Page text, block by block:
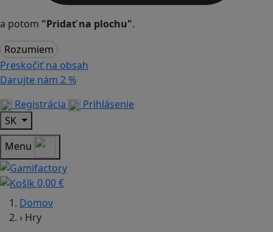
a potom "Pridať na plochu".
Rozumiem
Preskočiť na obsah
Darujte nám 2 %
Registrácia
Prihlásenie
SK
Menu
0,00 €
Domov
› Hry